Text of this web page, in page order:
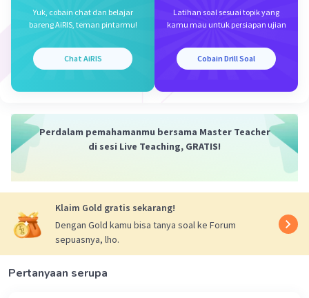
nonius)
Maka diperoleh :
Hasil pengukuran = 7,5 + (0,01 x 35)
Hasil pengukuran = 7,5 + 0,35
Dengan demikian, hasil pengukuran sebesar 7,85
mm.
Beri Rating·0.0(0) Balas
Yuk, cobain chat dan belajar
bareng AiRIS, teman pintarmu!
Chat AiRIS
Latihan soal sesuai topik yang
kamu mau untuk persiapan ujian
Cobain Drill Soal
Perdalam pemahamanmu bersama Master Teacher
di sesi Live Teaching, GRATIS!
Klaim Gold gratis sekarang!
Dengan Gold kamu bisa tanya soal ke Forum
sepuasnya, lho.
Pertanyaan serupa